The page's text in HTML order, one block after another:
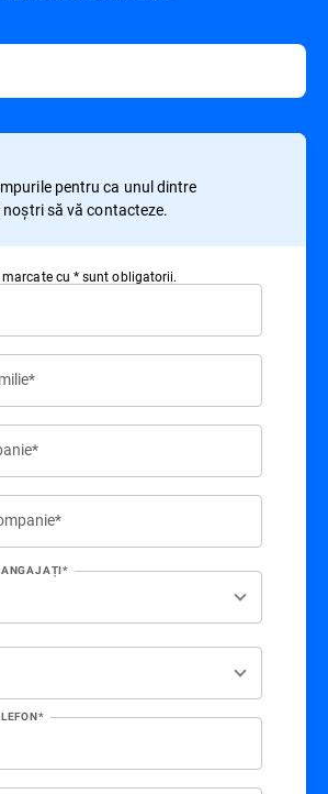
pentru ca unul dintre
să vă contacteze.
cu * sunt obligatorii.
ANGAJAȚI*